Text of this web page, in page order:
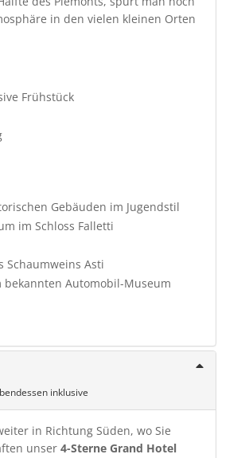
in den vielen kleinen Orten
Frühstück
Gebäuden im Jugendstil
im Schloss Falletti
Asti
Automobil-Museum
inklusive
in Richtung Süden, wo Sie
unser 4-Sterne Grand Hotel